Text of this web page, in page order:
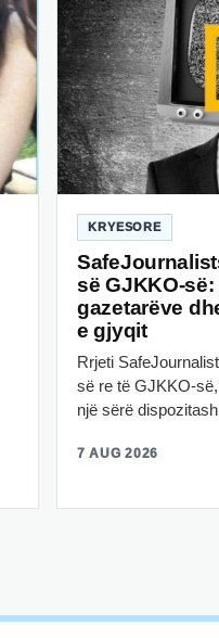
KRYESORE
së GJKKO-
gazetarëve
e gjyqit
Rrjeti
së re të GJKKO-
një sërë
7 AUG 2026